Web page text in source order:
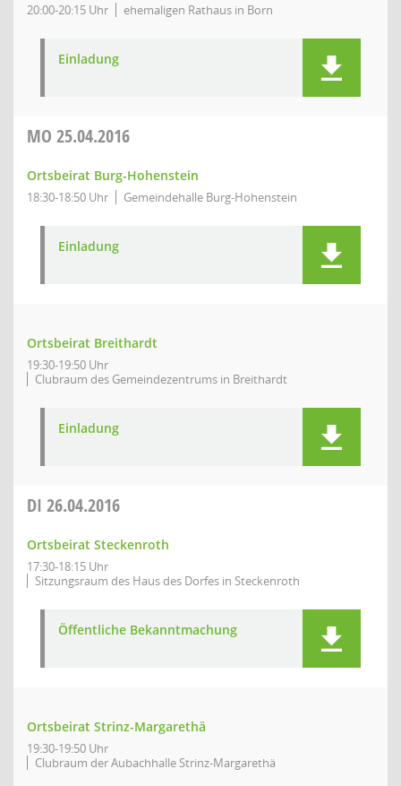
20:00-20:15 Uhr ehemaligen Rathaus in Born
Einladung
MO 25.04.2016
Ortsbeirat Burg-Hohenstein
18:30-18:50 Uhr Gemeindehalle Burg-Hohenstein
Einladung
Ortsbeirat Breithardt
19:30-19:50 Uhr
Clubraum des Gemeindezentrums in Breithardt
Einladung
DI 26.04.2016
Ortsbeirat Steckenroth
17:30-18:15 Uhr
Sitzungsraum des Haus des Dorfes in Steckenroth
Öffentliche Bekanntmachung
Ortsbeirat Strinz-Margarethä
19:30-19:50 Uhr
Clubraum der Aubachhalle Strinz-Margarethä